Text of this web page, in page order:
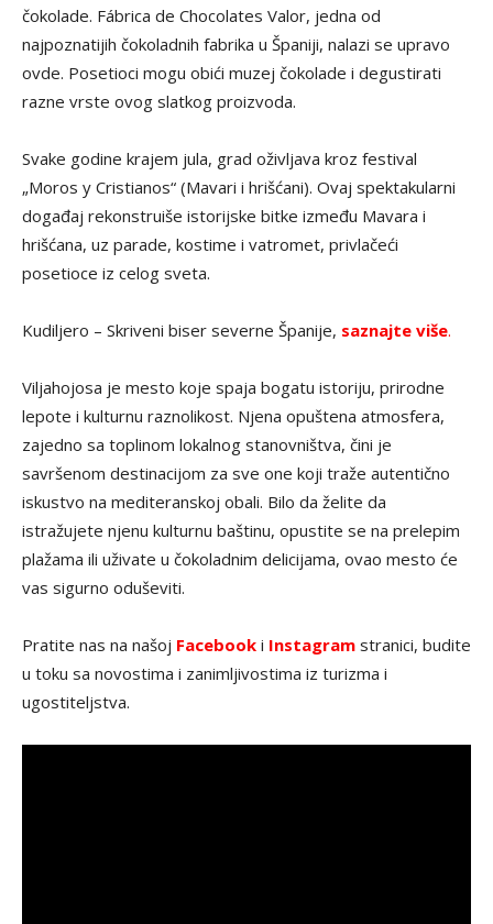
čokolade. Fábrica de Chocolates Valor, jedna od
najpoznatijih čokoladnih fabrika u Španiji, nalazi se upravo
ovde. Posetioci mogu obići muzej čokolade i degustirati
razne vrste ovog slatkog proizvoda.
Svake godine krajem jula, grad oživljava kroz festival
„Moros y Cristianos“ (Mavari i hrišćani). Ovaj spektakularni
događaj rekonstruiše istorijske bitke između Mavara i
hrišćana, uz parade, kostime i vatromet, privlačeći
posetioce iz celog sveta.
Kudiljero – Skriveni biser severne Španije, saznajte više.
Viljahojosa je mesto koje spaja bogatu istoriju, prirodne
lepote i kulturnu raznolikost. Njena opuštena atmosfera,
zajedno sa toplinom lokalnog stanovništva, čini je
savršenom destinacijom za sve one koji traže autentično
iskustvo na mediteranskoj obali. Bilo da želite da
istražujete njenu kulturnu baštinu, opustite se na prelepim
plažama ili uživate u čokoladnim delicijama, ovao mesto će
vas sigurno oduševiti.
Pratite nas na našoj Facebook i Instagram stranici, budite
u toku sa novostima i zanimljivostima iz turizma i
ugostiteljstva.